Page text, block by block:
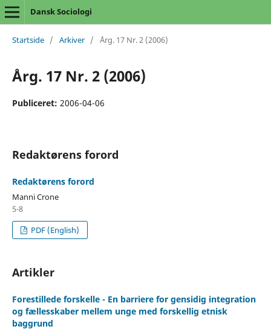
Dansk Sociologi
Startside / Arkiver / Årg. 17 Nr. 2 (2006)
Årg. 17 Nr. 2 (2006)
Publiceret: 2006-04-06
Redaktørens forord
Redaktørens forord
Manni Crone
5-8
PDF (English)
Artikler
Forestillede forskelle - En barriere for gensidig integration
og fællesskaber mellem unge med forskellig etnisk
baggrund